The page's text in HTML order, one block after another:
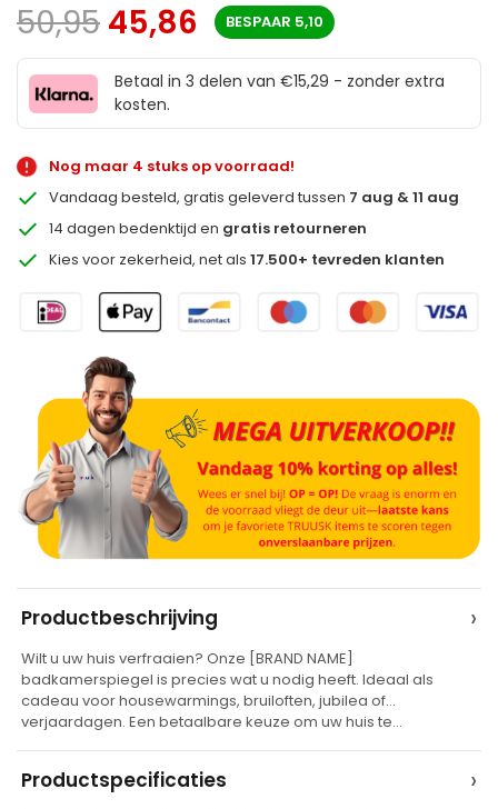
50,95 45,86 BESPAAR 5,10
Betaal in 3 delen van €15,29 - zonder extra
kosten.
Nog maar 4 stuks op voorraad!
Vandaag besteld, gratis geleverd tussen 7 aug & 11 aug
14 dagen bedenktijd en gratis retourneren
Kies voor zekerheid, net als17.500+ tevreden klanten
t
e
r
a
Productbeschrijving ›
Wilt u uw huis verfraaien? Onze [BRAND NAME]
badkamerspiegel is precies wat u nodig heeft. Ideaal als
cadeau voor housewarmings, bruiloften, jubilea of
verjaardagen. Een betaalbare keuze om uw huis te…
Productspecificaties ›